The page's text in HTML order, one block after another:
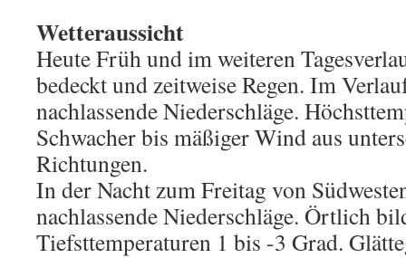
Wetteraussicht
Heute Früh und im weiteren
bedeckt und zeitweise Regen. Im
nachlassende Niederschläge.
Schwacher bis mäßiger Wind aus
Richtungen.
In der Nacht zum Freitag von
nachlassende Niederschläge. Örtlich
Tiefsttemperaturen 1 bis -3 Grad.